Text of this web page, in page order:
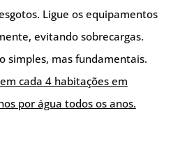
Ligue os equipamentos
evitando sobrecargas.
simples, mas fundamentais.
cada 4 habitações em
por água todos os anos.